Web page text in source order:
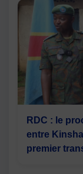
RDC : le
entre
premier